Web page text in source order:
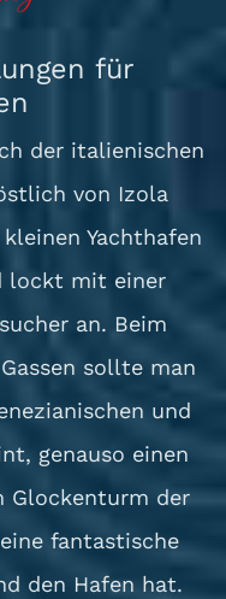
für
der italienischen
von Izola
Yachthafen
lockt mit einer
an. Beim
sollte man
und
genauso einen
Glockenturm der
fantastische
den Hafen hat.